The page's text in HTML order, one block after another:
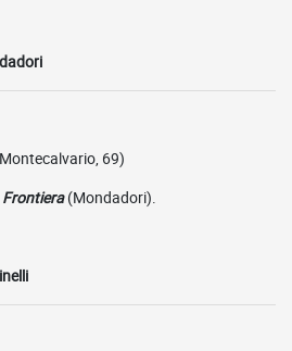
69)
Frontiera(Mondadori).